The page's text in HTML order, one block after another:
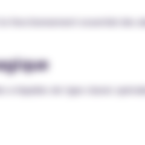
fonctionnement essentiel des
e-liquides de type classic